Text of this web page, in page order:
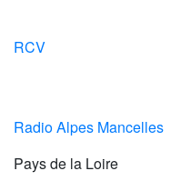
RCV
Radio Alpes Mancelles
Pays de la Loire